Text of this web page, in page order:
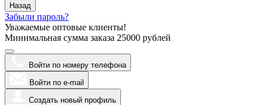
Назад
Забыли пароль?
Уважаемые оптовые клиенты!
Минимальная сумма заказа 25000 рублей
Войти по номеру телефона
Войти по e-mail
Создать новый профиль